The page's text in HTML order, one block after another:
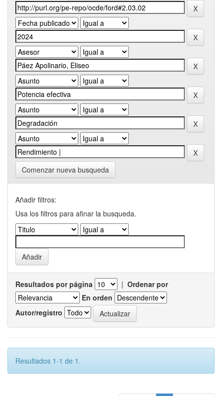
Comenzar nueva busqueda
Añadir filtros:
Usa los filtros para afinar la busqueda.
Resultados por página | Ordenar por
En orden
Autor/registro
Resultados 1-1 de 1.